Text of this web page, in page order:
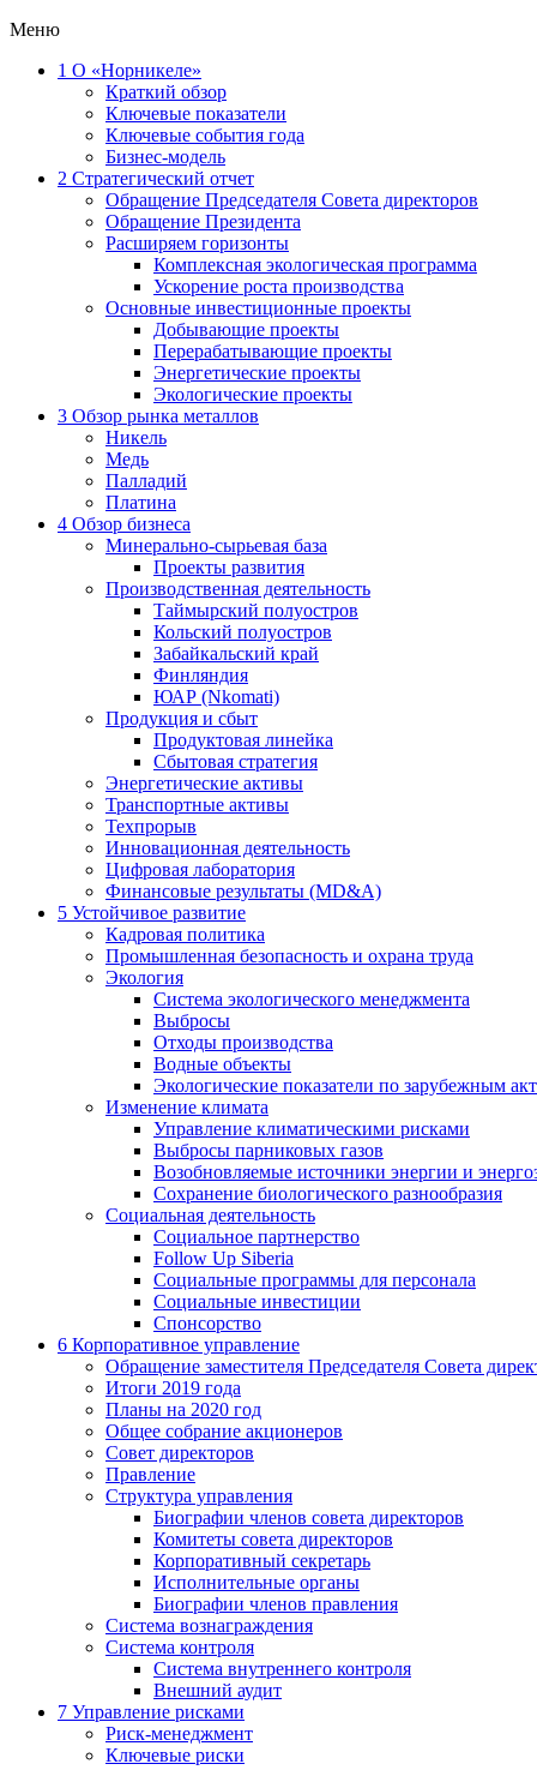
Меню
1 О «Норникеле»
Краткий обзор
Ключевые показатели
Ключевые события года
Бизнес-модель
2 Стратегический отчет
Обращение Председателя Совета директоров
Обращение Президента
Расширяем горизонты
Комплексная экологическая программа
Ускорение роста производства
Основные инвестиционные проекты
Добывающие проекты
Перерабатывающие проекты
Энергетические проекты
Экологические проекты
3 Обзор рынка металлов
Никель
Медь
Палладий
Платина
4 Обзор бизнеса
Минерально-сырьевая база
Проекты развития
Производственная деятельность
Таймырский полуостров
Кольский полуостров
Забайкальский край
Финляндия
ЮАР (Nkomati)
Продукция и сбыт
Продуктовая линейка
Сбытовая стратегия
Энергетические активы
Транспортные активы
Техпрорыв
Инновационная деятельность
Цифровая лаборатория
Финансовые результаты (MD&A)
5 Устойчивое развитие
Кадровая политика
Промышленная безопасность и охрана труда
Экология
Система экологического менеджмента
Выбросы
Отходы производства
Водные объекты
Экологические показатели по зарубежным
Изменение климата
Управление климатическими рисками
Выбросы парниковых газов
Возобновляемые источники энергии и
Сохранение биологического разнообразия
Социальная деятельность
Социальное партнерство
Follow Up Siberia
Социальные программы для персонала
Социальные инвестиции
Спонсорство
6 Корпоративное управление
Обращение заместителя Председателя Совета
Итоги 2019 года
Планы на 2020 год
Общее собрание акционеров
Совет директоров
Правление
Структура управления
Биографии членов совета директоров
Комитеты совета директоров
Корпоративный секретарь
Исполнительные органы
Биографии членов правления
Система вознаграждения
Система контроля
Система внутреннего контроля
Внешний аудит
7 Управление рисками
Риск-менеджмент
Ключевые риски